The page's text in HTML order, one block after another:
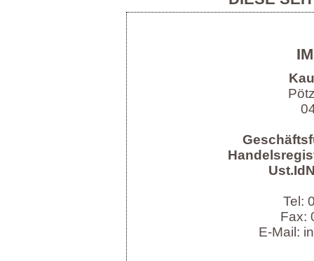
Tel:
Fax:
E-Mail: